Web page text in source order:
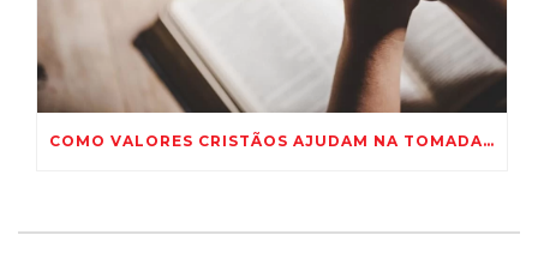
COMO VALORES CRISTÃOS AJUDAM NA TOMADA DE DECISÕES?